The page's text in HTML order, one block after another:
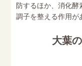
防するほか、消化
調子を整える作用が
大葉